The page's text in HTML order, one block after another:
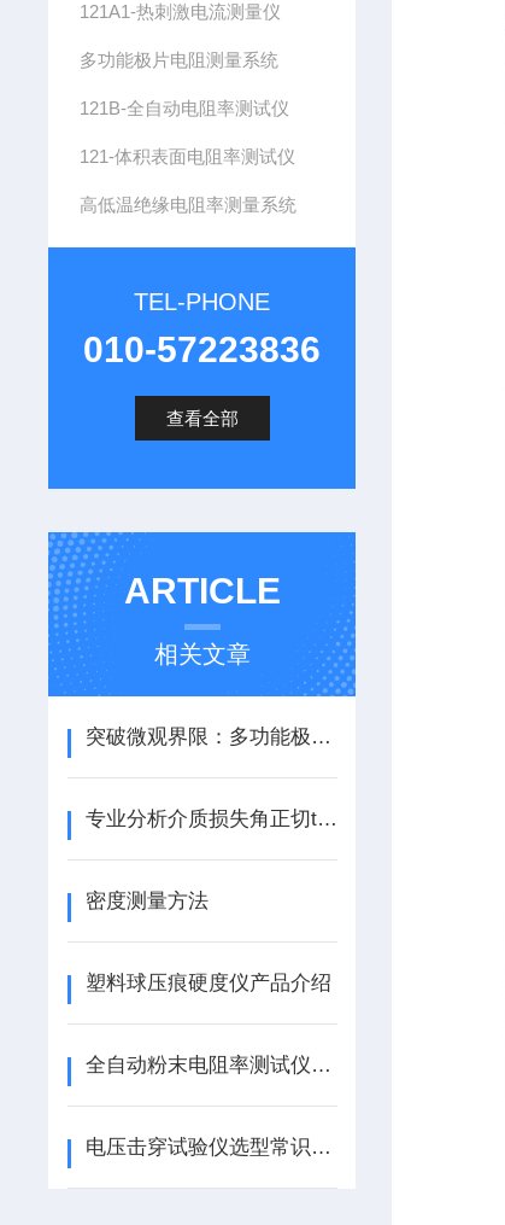
121A1-热刺激电流测量仪
多功能极片电阻测量系统
121B-全自动电阻率测试仪
121-体积表面电阻率测试仪
高低温绝缘电阻率测量系统
TEL-PHONE
010-57223836
查看全部
ARTICLE
相关文章
突破微观界限：多功能极片电阻测量系统开启极片表征新维度
专业分析介质损失角正切tgδ与介质损耗越的关系
密度测量方法
塑料球压痕硬度仪产品介绍
全自动粉末电阻率测试仪产品介绍
电压击穿试验仪选型常识及注意事项三